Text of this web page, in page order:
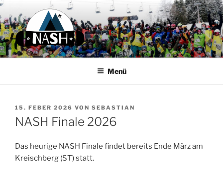
Zum
Inhalt
springen
N.A.S.H.
Next Austrian Snow Hero
Menü
VERÖFFENTLICHT
AM
15. FEBER 2026 VON SEBASTIAN
NASH Finale 2026
Das heurige NASH Finale findet bereits Ende März am
Kreischberg (ST) statt.